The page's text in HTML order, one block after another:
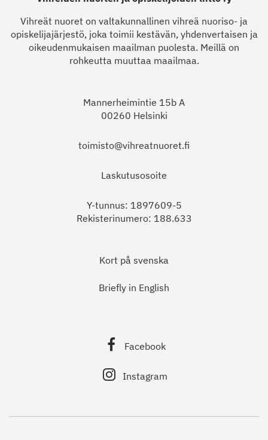
Vihreät nuoret on valtakunnallinen vihreä nuoriso- ja
opiskelijajärjestö, joka toimii kestävän, yhdenvertaisen ja
oikeudenmukaisen maailman puolesta. Meillä on
rohkeutta muuttaa maailmaa.
Mannerheimintie 15b A
00260 Helsinki
toimisto@vihreatnuoret.fi
Laskutusosoite
Y-tunnus: 1897609-5
Rekisterinumero: 188.633
Kort på svenska
Briefly in English
Facebook
Instagram